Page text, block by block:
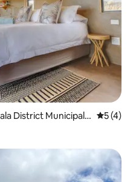
District Municipalit
5 (4)